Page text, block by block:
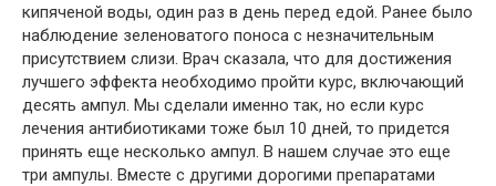
кипяченой воды, один раз в день перед едой. Ранее было
наблюдение зеленоватого поноса с незначительным
присутствием слизи. Врач сказала, что для достижения
лучшего эффекта необходимо пройти курс, включающий
десять ампул. Мы сделали именно так, но если курс
лечения антибиотиками тоже был 10 дней, то придется
принять еще несколько ампул. В нашем случае это еще
три ампулы. Вместе с другими дорогими препаратами